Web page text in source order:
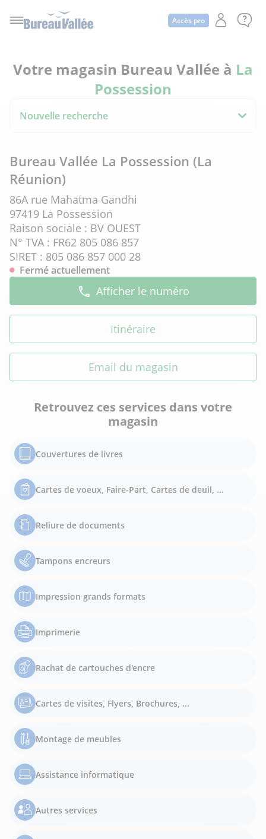
Accès pro
Votre magasin Bureau Vallée à La
Possession
Nouvelle recherche
Bureau Vallée La Possession (La
Réunion)
86A rue Mahatma Gandhi
97419 La Possession
Raison sociale : BV OUEST
N° TVA : FR62 805 086 857
SIRET : 805 086 857 000 28
Fermé actuellement
Afficher le numéro
Itinéraire
Email du magasin
Retrouvez ces services dans votre
magasin
Couvertures de livres
Cartes de voeux, Faire-Part, Cartes de deuil, ...
Reliure de documents
Tampons encreurs
Impression grands formats
Imprimerie
Rachat de cartouches d'encre
Cartes de visites, Flyers, Brochures, ...
Montage de meubles
Assistance informatique
Autres services